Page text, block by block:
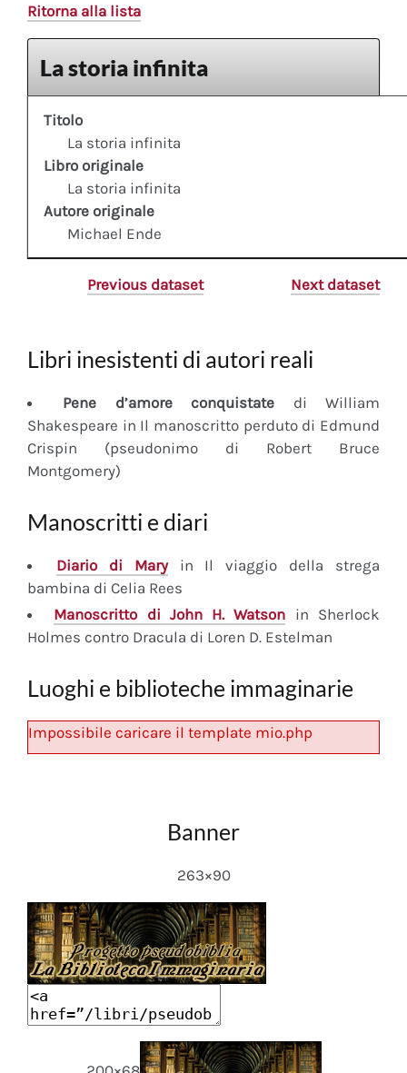
Ritorna alla lista
La storia infinita
Titolo
La storia infinita
Libro originale
La storia infinita
Autore originale
Michael Ende
Previous dataset Next dataset
Libri inesistenti di autori reali
Pene d’amore conquistate di William
Shakespeare in Il manoscritto perduto di Edmund
Crispin (pseudonimo di Robert Bruce
Montgomery)
Manoscritti e diari
Diariodi Maryin Il viaggio della strega
bambina di Celia Rees
Manoscritto di John H. Watson in Sherlock
Holmes contro Dracula di Loren D. Estelman
Luoghi e biblioteche immaginarie
Impossibile caricare il template mio.php
Banner
263×90